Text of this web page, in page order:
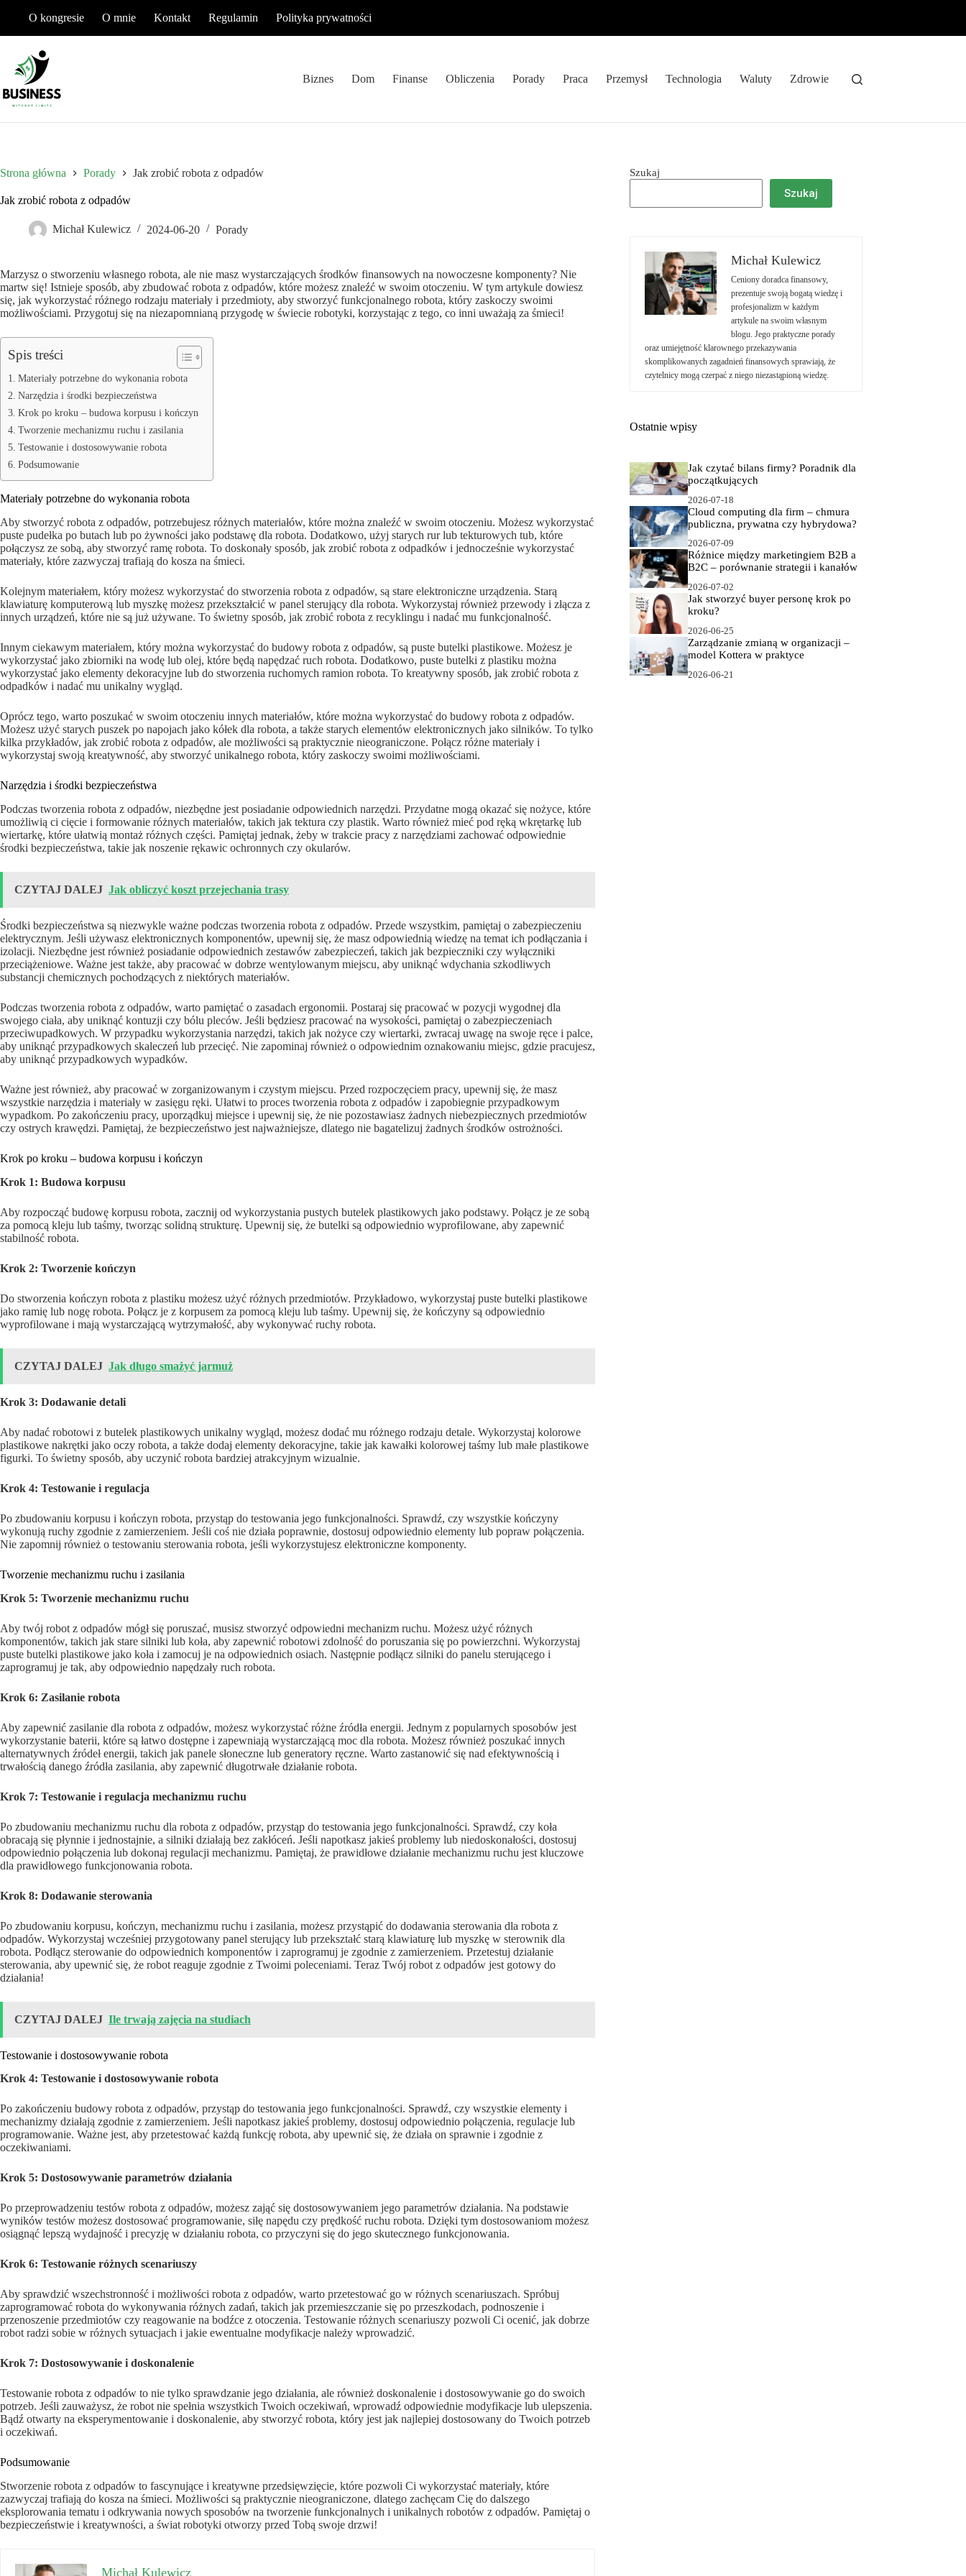
O kongresie O mnie Kontakt Regulamin Polityka prywatności
Biznes Dom Finanse Obliczenia Porady Praca Przemysł Technologia Waluty Zdrowie
Strona główna Porady Jak zrobić robota z odpadów
Jak zrobić robota z odpadów
Michał Kulewicz 2024-06-20 Porady
Marzysz o stworzeniu własnego robota, ale nie masz wystarczających środków finansowych na nowoczesne komponenty? Nie
martw się! Istnieje sposób, aby zbudować robota z odpadów, które możesz znaleźć w swoim otoczeniu. W tym artykule dowiesz
się, jak wykorzystać różnego rodzaju materiały i przedmioty, aby stworzyć funkcjonalnego robota, który zaskoczy swoimi
możliwościami. Przygotuj się na niezapomnianą przygodę w świecie robotyki, korzystając z tego, co inni uważają za śmieci!
Spis treści
Materiały potrzebne do wykonania robota
Narzędzia i środki bezpieczeństwa
Krok po kroku – budowa korpusu i kończyn
Tworzenie mechanizmu ruchu i zasilania
Testowanie i dostosowywanie robota
Podsumowanie
Materiały potrzebne do wykonania robota
Aby stworzyć robota z odpadów, potrzebujesz różnych materiałów, które można znaleźć w swoim otoczeniu. Możesz wykorzystać
puste pudełka po butach lub po żywności jako podstawę dla robota. Dodatkowo, użyj starych rur lub tekturowych tub, które
połączysz ze sobą, aby stworzyć ramę robota. To doskonały sposób, jak zrobić robota z odpadków i jednocześnie wykorzystać
materiały, które zazwyczaj trafiają do kosza na śmieci.
Kolejnym materiałem, który możesz wykorzystać do stworzenia robota z odpadów, są stare elektroniczne urządzenia. Starą
klawiaturę komputerową lub myszkę możesz przekształcić w panel sterujący dla robota. Wykorzystaj również przewody i złącza z
innych urządzeń, które nie są już używane. To świetny sposób, jak zrobić robota z recyklingu i nadać mu funkcjonalność.
Innym ciekawym materiałem, który można wykorzystać do budowy robota z odpadów, są puste butelki plastikowe. Możesz je
wykorzystać jako zbiorniki na wodę lub olej, które będą napędzać ruch robota. Dodatkowo, puste butelki z plastiku można
wykorzystać jako elementy dekoracyjne lub do stworzenia ruchomych ramion robota. To kreatywny sposób, jak zrobić robota z
odpadków i nadać mu unikalny wygląd.
Oprócz tego, warto poszukać w swoim otoczeniu innych materiałów, które można wykorzystać do budowy robota z odpadów.
Możesz użyć starych puszek po napojach jako kółek dla robota, a także starych elementów elektronicznych jako silników. To tylko
kilka przykładów, jak zrobić robota z odpadów, ale możliwości są praktycznie nieograniczone. Połącz różne materiały i
wykorzystaj swoją kreatywność, aby stworzyć unikalnego robota, który zaskoczy swoimi możliwościami.
Narzędzia i środki bezpieczeństwa
Podczas tworzenia robota z odpadów, niezbędne jest posiadanie odpowiednich narzędzi. Przydatne mogą okazać się nożyce, które
umożliwią ci cięcie i formowanie różnych materiałów, takich jak tektura czy plastik. Warto również mieć pod ręką wkrętarkę lub
wiertarkę, które ułatwią montaż różnych części. Pamiętaj jednak, żeby w trakcie pracy z narzędziami zachować odpowiednie
środki bezpieczeństwa, takie jak noszenie rękawic ochronnych czy okularów.
CZYTAJ DALEJ Jak obliczyć koszt przejechania trasy
Środki bezpieczeństwa są niezwykle ważne podczas tworzenia robota z odpadów. Przede wszystkim, pamiętaj o zabezpieczeniu
elektrycznym. Jeśli używasz elektronicznych komponentów, upewnij się, że masz odpowiednią wiedzę na temat ich podłączania i
izolacji. Niezbędne jest również posiadanie odpowiednich zestawów zabezpieczeń, takich jak bezpieczniki czy wyłączniki
przeciążeniowe. Ważne jest także, aby pracować w dobrze wentylowanym miejscu, aby uniknąć wdychania szkodliwych
substancji chemicznych pochodzących z niektórych materiałów.
Podczas tworzenia robota z odpadów, warto pamiętać o zasadach ergonomii. Postaraj się pracować w pozycji wygodnej dla
swojego ciała, aby uniknąć kontuzji czy bólu pleców. Jeśli będziesz pracować na wysokości, pamiętaj o zabezpieczeniach
przeciwupadkowych. W przypadku wykorzystania narzędzi, takich jak nożyce czy wiertarki, zwracaj uwagę na swoje ręce i palce,
aby uniknąć przypadkowych skaleczeń lub przecięć. Nie zapominaj również o odpowiednim oznakowaniu miejsc, gdzie pracujesz,
aby uniknąć przypadkowych wypadków.
Ważne jest również, aby pracować w zorganizowanym i czystym miejscu. Przed rozpoczęciem pracy, upewnij się, że masz
wszystkie narzędzia i materiały w zasięgu ręki. Ułatwi to proces tworzenia robota z odpadów i zapobiegnie przypadkowym
wypadkom. Po zakończeniu pracy, uporządkuj miejsce i upewnij się, że nie pozostawiasz żadnych niebezpiecznych przedmiotów
czy ostrych krawędzi. Pamiętaj, że bezpieczeństwo jest najważniejsze, dlatego nie bagatelizuj żadnych środków ostrożności.
Krok po kroku – budowa korpusu i kończyn
Krok 1: Budowa korpusu
Aby rozpocząć budowę korpusu robota, zacznij od wykorzystania pustych butelek plastikowych jako podstawy. Połącz je ze sobą
za pomocą kleju lub taśmy, tworząc solidną strukturę. Upewnij się, że butelki są odpowiednio wyprofilowane, aby zapewnić
stabilność robota.
Krok 2: Tworzenie kończyn
Do stworzenia kończyn robota z plastiku możesz użyć różnych przedmiotów. Przykładowo, wykorzystaj puste butelki plastikowe
jako ramię lub nogę robota. Połącz je z korpusem za pomocą kleju lub taśmy. Upewnij się, że kończyny są odpowiednio
wyprofilowane i mają wystarczającą wytrzymałość, aby wykonywać ruchy robota.
CZYTAJ DALEJ Jak długo smażyć jarmuż
Krok 3: Dodawanie detali
Aby nadać robotowi z butelek plastikowych unikalny wygląd, możesz dodać mu różnego rodzaju detale. Wykorzystaj kolorowe
plastikowe nakrętki jako oczy robota, a także dodaj elementy dekoracyjne, takie jak kawałki kolorowej taśmy lub małe plastikowe
figurki. To świetny sposób, aby uczynić robota bardziej atrakcyjnym wizualnie.
Krok 4: Testowanie i regulacja
Po zbudowaniu korpusu i kończyn robota, przystąp do testowania jego funkcjonalności. Sprawdź, czy wszystkie kończyny
wykonują ruchy zgodnie z zamierzeniem. Jeśli coś nie działa poprawnie, dostosuj odpowiednio elementy lub popraw połączenia.
Nie zapomnij również o testowaniu sterowania robota, jeśli wykorzystujesz elektroniczne komponenty.
Tworzenie mechanizmu ruchu i zasilania
Krok 5: Tworzenie mechanizmu ruchu
Aby twój robot z odpadów mógł się poruszać, musisz stworzyć odpowiedni mechanizm ruchu. Możesz użyć różnych
komponentów, takich jak stare silniki lub koła, aby zapewnić robotowi zdolność do poruszania się po powierzchni. Wykorzystaj
puste butelki plastikowe jako koła i zamocuj je na odpowiednich osiach. Następnie podłącz silniki do panelu sterującego i
zaprogramuj je tak, aby odpowiednio napędzały ruch robota.
Krok 6: Zasilanie robota
Aby zapewnić zasilanie dla robota z odpadów, możesz wykorzystać różne źródła energii. Jednym z popularnych sposobów jest
wykorzystanie baterii, które są łatwo dostępne i zapewniają wystarczającą moc dla robota. Możesz również poszukać innych
alternatywnych źródeł energii, takich jak panele słoneczne lub generatory ręczne. Warto zastanowić się nad efektywnością i
trwałością danego źródła zasilania, aby zapewnić długotrwałe działanie robota.
Krok 7: Testowanie i regulacja mechanizmu ruchu
Po zbudowaniu mechanizmu ruchu dla robota z odpadów, przystąp do testowania jego funkcjonalności. Sprawdź, czy koła
obracają się płynnie i jednostajnie, a silniki działają bez zakłóceń. Jeśli napotkasz jakieś problemy lub niedoskonałości, dostosuj
odpowiednio połączenia lub dokonaj regulacji mechanizmu. Pamiętaj, że prawidłowe działanie mechanizmu ruchu jest kluczowe
dla prawidłowego funkcjonowania robota.
Krok 8: Dodawanie sterowania
Po zbudowaniu korpusu, kończyn, mechanizmu ruchu i zasilania, możesz przystąpić do dodawania sterowania dla robota z
odpadów. Wykorzystaj wcześniej przygotowany panel sterujący lub przekształć starą klawiaturę lub myszkę w sterownik dla
robota. Podłącz sterowanie do odpowiednich komponentów i zaprogramuj je zgodnie z zamierzeniem. Przetestuj działanie
sterowania, aby upewnić się, że robot reaguje zgodnie z Twoimi poleceniami. Teraz Twój robot z odpadów jest gotowy do
działania!
CZYTAJ DALEJ Ile trwają zajęcia na studiach
Testowanie i dostosowywanie robota
Krok 4: Testowanie i dostosowywanie robota
Po zakończeniu budowy robota z odpadów, przystąp do testowania jego funkcjonalności. Sprawdź, czy wszystkie elementy i
mechanizmy działają zgodnie z zamierzeniem. Jeśli napotkasz jakieś problemy, dostosuj odpowiednio połączenia, regulacje lub
programowanie. Ważne jest, aby przetestować każdą funkcję robota, aby upewnić się, że działa on sprawnie i zgodnie z
oczekiwaniami.
Krok 5: Dostosowywanie parametrów działania
Po przeprowadzeniu testów robota z odpadów, możesz zająć się dostosowywaniem jego parametrów działania. Na podstawie
wyników testów możesz dostosować programowanie, siłę napędu czy prędkość ruchu robota. Dzięki tym dostosowaniom możesz
osiągnąć lepszą wydajność i precyzję w działaniu robota, co przyczyni się do jego skutecznego funkcjonowania.
Krok 6: Testowanie różnych scenariuszy
Aby sprawdzić wszechstronność i możliwości robota z odpadów, warto przetestować go w różnych scenariuszach. Spróbuj
zaprogramować robota do wykonywania różnych zadań, takich jak przemieszczanie się po przeszkodach, podnoszenie i
przenoszenie przedmiotów czy reagowanie na bodźce z otoczenia. Testowanie różnych scenariuszy pozwoli Ci ocenić, jak dobrze
robot radzi sobie w różnych sytuacjach i jakie ewentualne modyfikacje należy wprowadzić.
Krok 7: Dostosowywanie i doskonalenie
Testowanie robota z odpadów to nie tylko sprawdzanie jego działania, ale również doskonalenie i dostosowywanie go do swoich
potrzeb. Jeśli zauważysz, że robot nie spełnia wszystkich Twoich oczekiwań, wprowadź odpowiednie modyfikacje lub ulepszenia.
Bądź otwarty na eksperymentowanie i doskonalenie, aby stworzyć robota, który jest jak najlepiej dostosowany do Twoich potrzeb
i oczekiwań.
Podsumowanie
Stworzenie robota z odpadów to fascynujące i kreatywne przedsięwzięcie, które pozwoli Ci wykorzystać materiały, które
zazwyczaj trafiają do kosza na śmieci. Możliwości są praktycznie nieograniczone, dlatego zachęcam Cię do dalszego
eksplorowania tematu i odkrywania nowych sposobów na tworzenie funkcjonalnych i unikalnych robotów z odpadów. Pamiętaj o
bezpieczeństwie i kreatywności, a świat robotyki otworzy przed Tobą swoje drzwi!
Michał Kulewicz
Szukaj
Szukaj
Michał Kulewicz
Ceniony doradca finansowy,
prezentuje swoją bogatą wiedzę i
profesjonalizm w każdym
artykule na swoim własnym
blogu. Jego praktyczne porady
oraz umiejętność klarownego przekazywania
skomplikowanych zagadnień finansowych sprawiają, że
czytelnicy mogą czerpać z niego niezastąpioną wiedzę.
Ostatnie wpisy
Jak czytać bilans firmy? Poradnik dla
początkujących
2026-07-18
Cloud computing dla firm – chmura
publiczna, prywatna czy hybrydowa?
2026-07-09
Różnice między marketingiem B2B a
B2C – porównanie strategii i kanałów
2026-07-02
Jak stworzyć buyer personę krok po
kroku?
2026-06-25
Zarządzanie zmianą w organizacji –
model Kottera w praktyce
2026-06-21